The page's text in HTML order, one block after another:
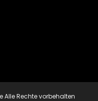
Alle Rechte vorbehalten